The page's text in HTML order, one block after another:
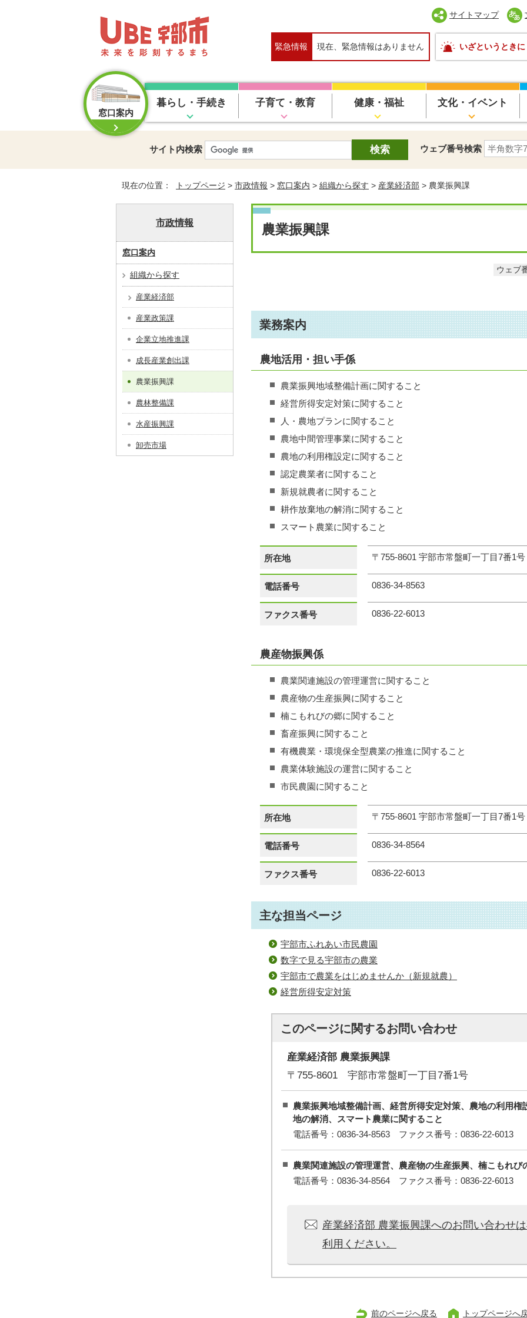
サイトマップ
緊急情報 現在、緊急情報はありません いざというときに
窓口案内
暮らし・手続き 子育て・教育 健康・福祉 文化・イベント
サイト内検索 ウェブ番号検索
現在の位置： トップページ > 市政情報 > 窓口案内 > 組織から探す > 産業経済部 > 農業振興課
農業振興課
ウェブ
業務案内
農地活用・担い手係
農業振興地域整備計画に関すること
経営所得安定対策に関すること
人・農地プランに関すること
農地中間管理事業に関すること
農地の利用権設定に関すること
認定農業者に関すること
新規就農者に関すること
耕作放棄地の解消に関すること
スマート農業に関すること
所在地 〒755‐8601 宇部市常盤町一丁目7番1
電話番号 0836-34-8563
ファクス番号 0836-22-6013
農産物振興係
農業関連施設の管理運営に関すること
農産物の生産振興に関すること
楠こもれびの郷に関すること
畜産振興に関すること
有機農業・環境保全型農業の推進に関すること
農業体験施設の運営に関すること
市民農園に関すること
所在地 〒755‐8601 宇部市常盤町一丁目7番1
電話番号 0836-34-8564
ファクス番号 0836-22-6013
主な担当ページ
宇部市ふれあい市民農園
数字で見る宇部市の農業
宇部市で農業をはじめませんか（新規就農）
経営所得安定対策
このページに関するお問い合わせ
産業経済部 農業振興課
〒755-8601 宇部市常盤町一丁目7番1号
農業振興地域整備計画、経営所得安定対策、農地の利用権
地の解消、スマート農業に関すること
電話番号：0836-34-8563 ファクス番号：0836-22-6013
農業関連施設の管理運営、農産物の生産振興、楠こもれび
電話番号：0836-34-8564 ファクス番号：0836-22-6013
産業経済部 農業振興課へのお問い合わせ
利用ください。
市政情報
窓口案内
組織から探す
産業経済部
産業政策課
企業立地推進課
成長産業創出課
農業振興課
農林整備課
水産振興課
卸売市場
前のページへ戻る トップページへ